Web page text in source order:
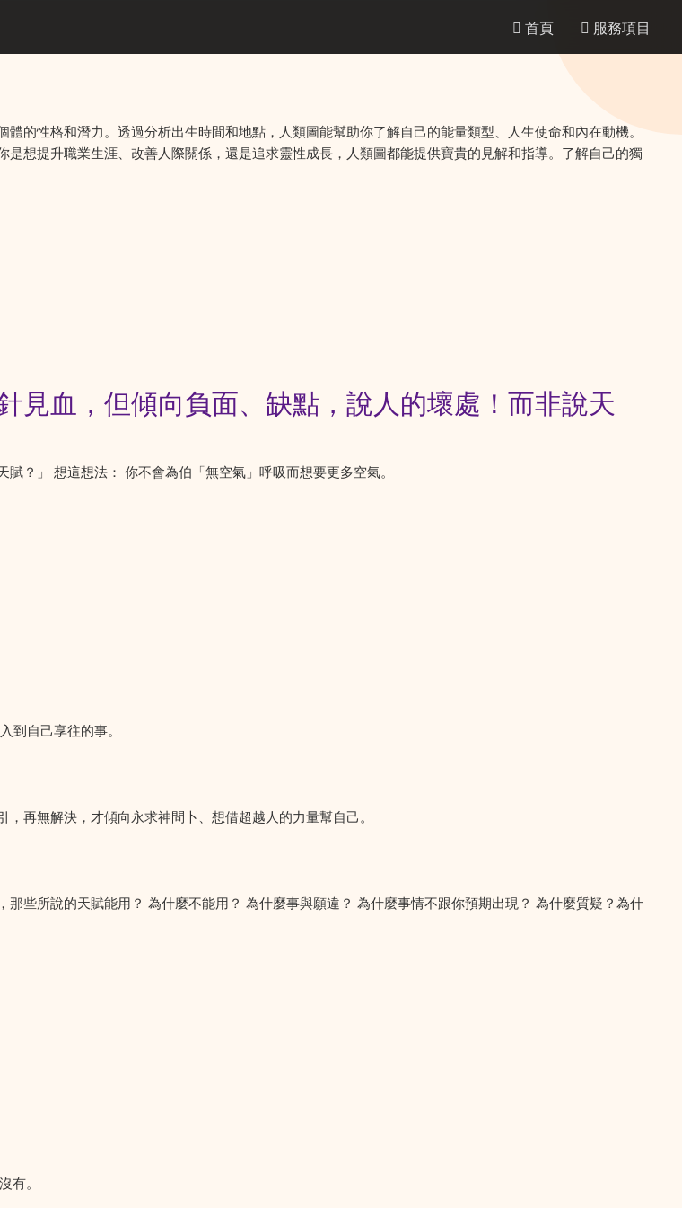
首頁 服務項目
的性格和潛力。透過分析出生時間和地點，人類圖能幫助你了解自己的能量類型、人生使命和內在動機。
想提升職業生涯、改善人際關係，還是追求靈性成長，人類圖都能提供寶貴的見解和指導。了解自己的獨
見血，但傾向負面、缺點，說人的壞處！而非說天
？」 想這想法： 你不會為伯「無空氣」呼吸而想要更多空氣。
到自己享往的事。
再無解決，才傾向永求神問卜、想借超越人的力量幫自己。
些所說的天賦能用？ 為什麼不能用？ 為什麼事與願違？ 為什麼事情不跟你預期出現？ 為什麼質疑？為什
有。